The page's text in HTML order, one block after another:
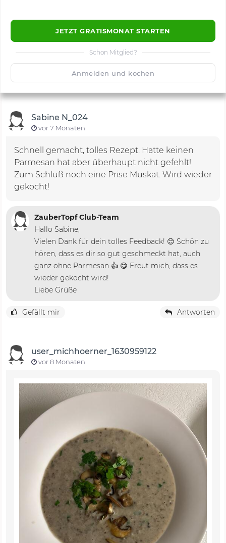
JETZT GRATISMONAT STARTEN
Schon Mitglied?
Anmelden und kochen
🙂 Speichern
Sabine N_024
vor 7 Monaten
Schnell gemacht, tolles Rezept. Hatte keinen
Parmesan hat aber überhaupt nicht gefehlt!
Zum Schluß noch eine Prise Muskat. Wird wieder
gekocht!
ZauberTopf Club-Team
Hallo Sabine,
Vielen Dank für dein tolles Feedback! 😊 Schön zu
hören, dass es dir so gut geschmeckt hat, auch
ganz ohne Parmesan 👍 😋 Freut mich, dass es
wieder gekocht wird!
Liebe Grüße
Gefällt mir Antworten
user_michhoerner_1630959122
vor 8 Monaten